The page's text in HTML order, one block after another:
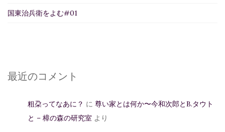
国東治兵衛をよむ#01
最近のコメント
粗朶ってなあに？ に 尊い家とは何か〜今和次郎とB.タウト
と – 樟の森の研究室 より